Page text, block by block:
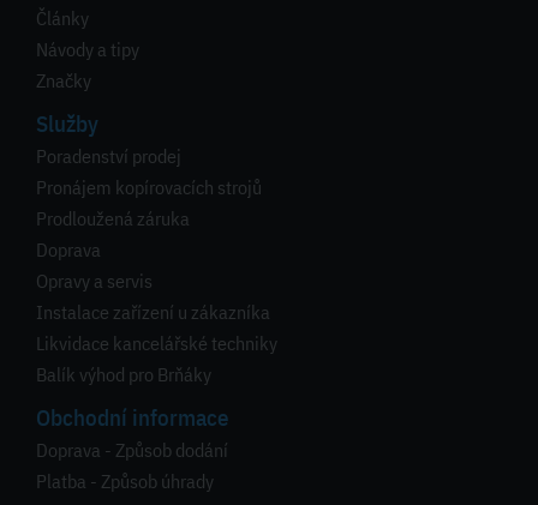
Články
Návody a tipy
Značky
Služby
Poradenství prodej
Pronájem kopírovacích strojů
Prodloužená záruka
Doprava
Opravy a servis
Instalace zařízení u zákazníka
Likvidace kancelářské techniky
Balík výhod pro Brňáky
Obchodní informace
Doprava - Způsob dodání
Platba - Způsob úhrady